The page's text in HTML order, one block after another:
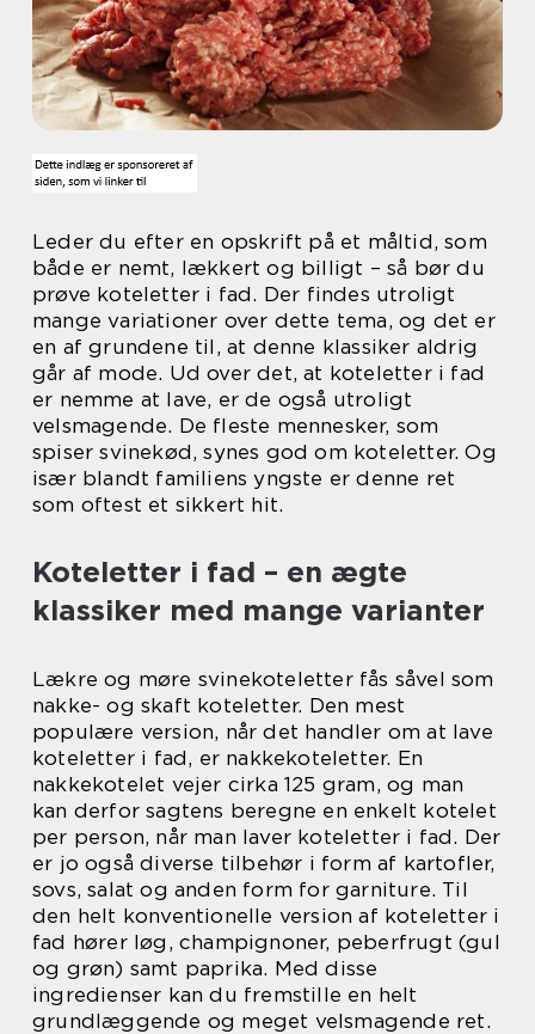
Leder du efter en opskrift på et måltid, som
både er nemt, lækkert og billigt – så bør du
prøve koteletter i fad. Der findes utroligt
mange variationer over dette tema, og det er
en af grundene til, at denne klassiker aldrig
går af mode. Ud over det, at koteletter i fad
er nemme at lave, er de også utroligt
velsmagende. De fleste mennesker, som
spiser svinekød, synes god om koteletter. Og
især blandt familiens yngste er denne ret
som oftest et sikkert hit.
Koteletter i fad – en ægte
klassiker med mange varianter
Lækre og møre svinekoteletter fås såvel som
nakke- og skaft koteletter. Den mest
populære version, når det handler om at lave
koteletter i fad, er nakkekoteletter. En
nakkekotelet vejer cirka 125 gram, og man
kan derfor sagtens beregne en enkelt kotelet
per person, når man laver koteletter i fad. Der
er jo også diverse tilbehør i form af kartofler,
sovs, salat og anden form for garniture. Til
den helt konventionelle version af koteletter i
fad hører løg, champignoner, peberfrugt (gul
og grøn) samt paprika. Med disse
ingredienser kan du fremstille en helt
grundlæggende og meget velsmagende ret.